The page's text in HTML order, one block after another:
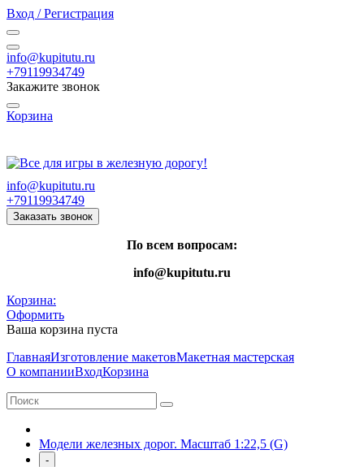
Вход / Регистрация
info@kupitutu.ru
+79119934749
Закажите звонок
Корзина
info@kupitutu.ru
+79119934749
Заказать звонок
По всем вопросам:
info@kupitutu.ru
Корзина:
Оформить
Ваша корзина пуста
ГлавнаяИзготовление макетовМакетная мастерская
О компанииВходКорзина
Модели железных дорог. Масштаб 1:22,5 (G)
-